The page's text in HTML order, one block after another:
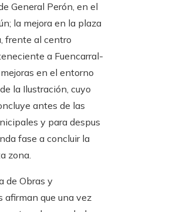
General Perón, en el
la mejora en la plaza
frente al centro
a Fuencarral-
en el entorno
la Ilustración, cuyo
antes de las
y para despus
fase a concluir la
zona.
de Obras y
afirman que una vez